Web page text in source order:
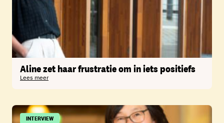
Aline zet haar frustratie om in iets positiefs
Lees meer
INTERVIEW